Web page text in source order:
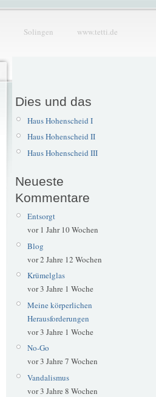
Solingen www.tetti.de
Dies und das
Haus Hohenscheid I
Haus Hohenscheid II
Haus Hohenscheid III
Neueste
Kommentare
Entsorgt
vor 1 Jahr 10 Wochen
Blog
vor 2 Jahre 12 Wochen
Krümelglas
vor 3 Jahre 1 Woche
Meine körperlichen
Herausforderungen
vor 3 Jahre 1 Woche
No-Go
vor 3 Jahre 7 Wochen
Vandalismus
vor 3 Jahre 8 Wochen